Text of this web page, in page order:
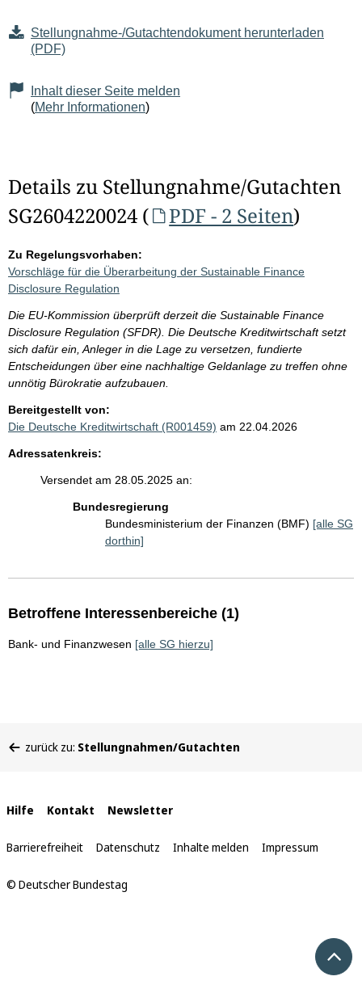
Seiteninhalt
Stellungnahme-/Gutachtendokument herunterladen
(PDF)
Inhalt dieser Seite melden
(Mehr Informationen)
Details zu Stellungnahme/Gutachten
SG2604220024 (
PDF - 2 Seiten)
Zu Regelungsvorhaben:
Vorschläge für die Überarbeitung der Sustainable Finance
Disclosure Regulation
Die EU-Kommission überprüft derzeit die Sustainable Finance
Disclosure Regulation (SFDR). Die Deutsche Kreditwirtschaft setzt
sich dafür ein, Anleger in die Lage zu versetzen, fundierte
Entscheidungen über eine nachhaltige Geldanlage zu treffen ohne
unnötig Bürokratie aufzubauen.
Bereitgestellt von:
Die Deutsche Kreditwirtschaft (R001459) am 22.04.2026
Adressatenkreis:
Versendet am 28.05.2025 an:
Bundesregierung
Bundesministerium der Finanzen (BMF) [alle SG
dorthin]
Betroffene Interessenbereiche (1)
Bank- und Finanzwesen [alle SG hierzu]
befinden
zurück zu: Stellungnahmen/Gutachten
Interne
Links
Hilfe Kontakt Newsletter
Barrierefreiheit Datenschutz Inhalte melden Impressum
© Deutscher Bundestag